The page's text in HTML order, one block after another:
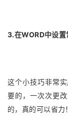
3.在WORD中设
这个小技巧非常
要的，一次次更
的，真的可以省力！